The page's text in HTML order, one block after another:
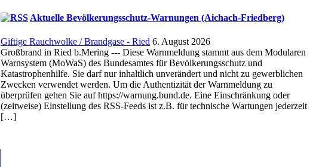
Aktuelle Bevölkerungsschutz-Warnungen (Aichach-Friedberg)
Giftige Rauchwolke / Brandgase - Ried 6. August 2026
Großbrand in Ried b.Mering --- Diese Warnmeldung stammt aus dem Modularen
Warnsystem (MoWaS) des Bundesamtes für Bevölkerungsschutz und
Katastrophenhilfe. Sie darf nur inhaltlich unverändert und nicht zu gewerblichen
Zwecken verwendet werden. Um die Authentizität der Warnmeldung zu
überprüfen gehen Sie auf https://warnung.bund.de. Eine Einschränkung oder
(zeitweise) Einstellung des RSS-Feeds ist z.B. für technische Wartungen jederzeit
[…]